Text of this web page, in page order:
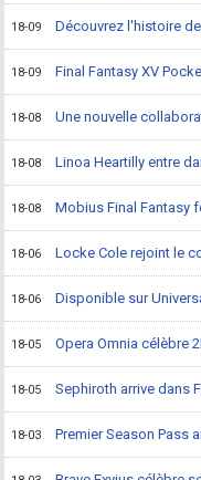
18-09 Découvrez l'histoire
18-09 Final Fantasy XV
18-08 Une nouvelle
18-08 Linoa Heartilly entre
18-08 Mobius Final Fantasy
18-06 Locke Cole rejoint le
18-06 Disponible sur
18-05 Opera Omnia célèbre
18-05 Sephiroth arrive dans
18-03 Premier Season Pass